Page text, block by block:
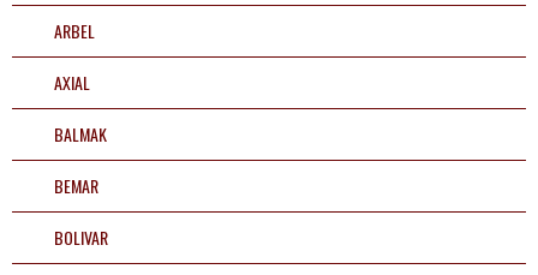
ARBEL
AXIAL
BALMAK
BEMAR
BOLIVAR
INICIAR CONVERSA